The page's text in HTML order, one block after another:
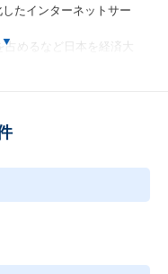
たインターネットサー
めるなど日本を経済大
トフォームを提供する
知られ、使われるよう
（アペルザ）」